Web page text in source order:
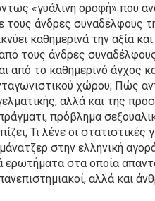
«γυάλινη οροφή» που
τους άνδρες συναδέλφους
καθημερινά την αξία
τους άνδρες
από το καθημερινό άγχος
χώρου; Πώς
αλλά και της
πρόβλημα
Τι λένε οι στατιστικές
στην ελληνική
ερωτήματα στα οποία
αλλά και